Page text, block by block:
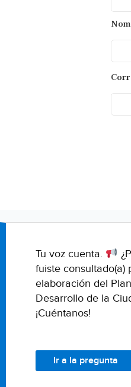
Tu voz cuenta.
fuiste consultado(a)
elaboración del
Desarrollo de la
¡Cuéntanos!
Ir a la pregunta